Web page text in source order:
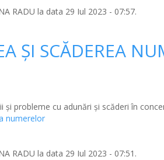
RADU la data 29 Iul 2023 - 07:57.
ȘI SCĂDEREA
și probleme cu adunări și scăderi în
numerelor
RADU la data 29 Iul 2023 - 07:51.